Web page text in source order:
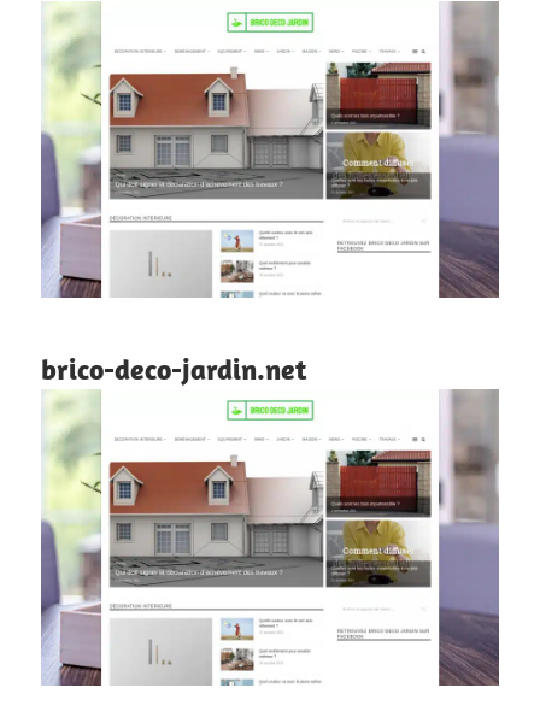
brico-deco-jardin.net